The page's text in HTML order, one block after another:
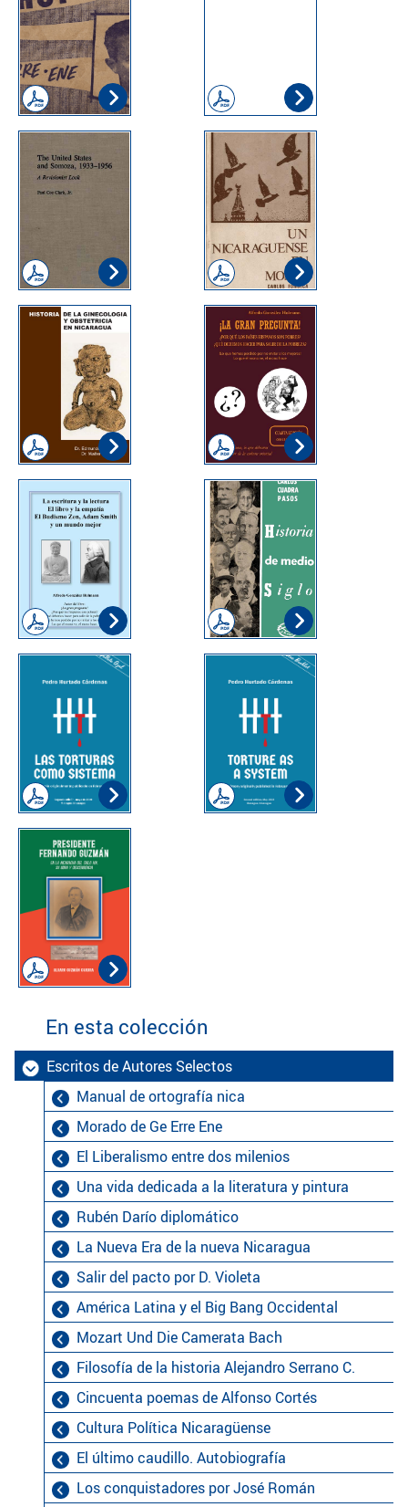
En esta colección
Escritos de Autores Selectos
Manual de ortografía nica
Morado de Ge Erre Ene
El Liberalismo entre dos milenios
Una vida dedicada a la literatura y pintura
Rubén Darío diplomático
La Nueva Era de la nueva Nicaragua
Salir del pacto por D. Violeta
América Latina y el Big Bang Occidental
Mozart Und Die Camerata Bach
Filosofía de la historia Alejandro Serrano C.
Cincuenta poemas de Alfonso Cortés
Cultura Política Nicaragüense
El último caudillo. Autobiografía
Los conquistadores por José Román